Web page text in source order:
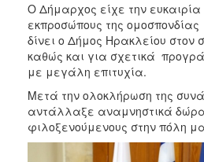
Ο Δήμαρχος είχε την ευκαιρία
εκπροσώπους της
δίνει ο Δήμος Ηρακλείου στον
καθώς και για σχετικά
με μεγάλη επιτυχία.
Μετά την ολοκλήρωση της
αντάλλαξε αναμνηστικά
φιλοξενούμενους στην πόλη